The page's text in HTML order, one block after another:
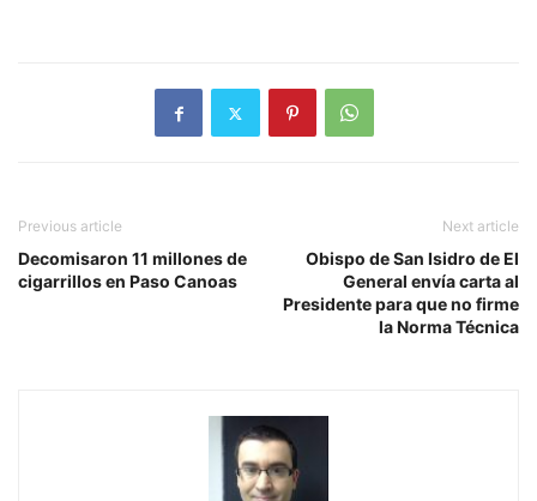
Previous article
Decomisaron 11 millones de
cigarrillos en Paso Canoas
Next article
Obispo de San Isidro de El
General envía carta al
Presidente para que no firme
la Norma Técnica